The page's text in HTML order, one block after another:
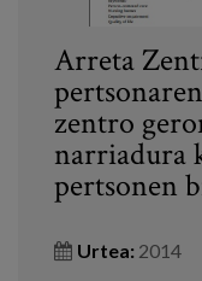
Arreta
zentro
narriadura
pertsonen
Urtea: 2014